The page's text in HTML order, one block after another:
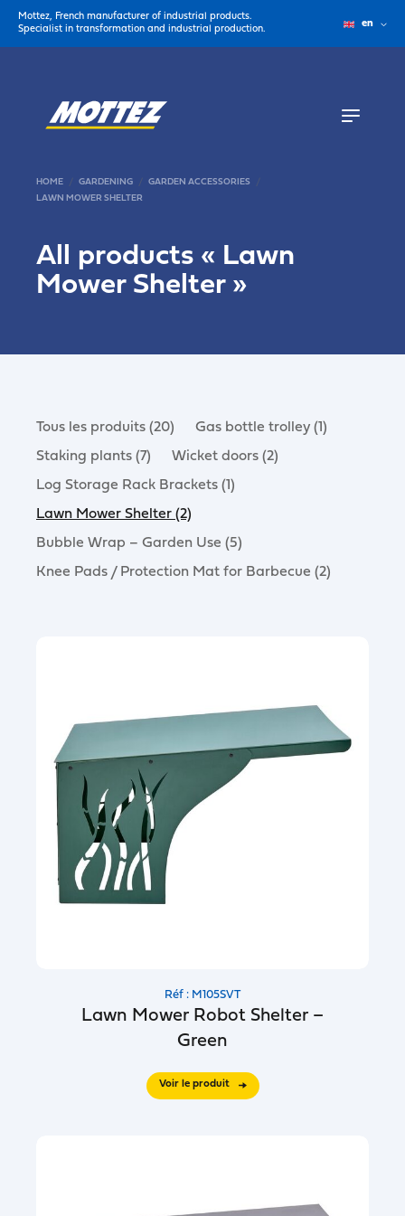
Mottez, French manufacturer of industrial products.
Specialist in transformation and industrial production.
en
HOME GARDENING
GARDEN ACCESSORIES
LAWN MOWER SHELTER
All products « Lawn
Mower Shelter»
Tous les produits (20)
Gas bottle trolley (1)
Staking plants (7)
Wicket doors (2)
Log Storage Rack Brackets (1)
Lawn Mower Shelter (2)
Bubble Wrap – Garden Use (5)
Knee Pads / Protection Mat for Barbecue (2)
Réf : M105SVT
Lawn Mower Robot Shelter –
Green
Voir le produit